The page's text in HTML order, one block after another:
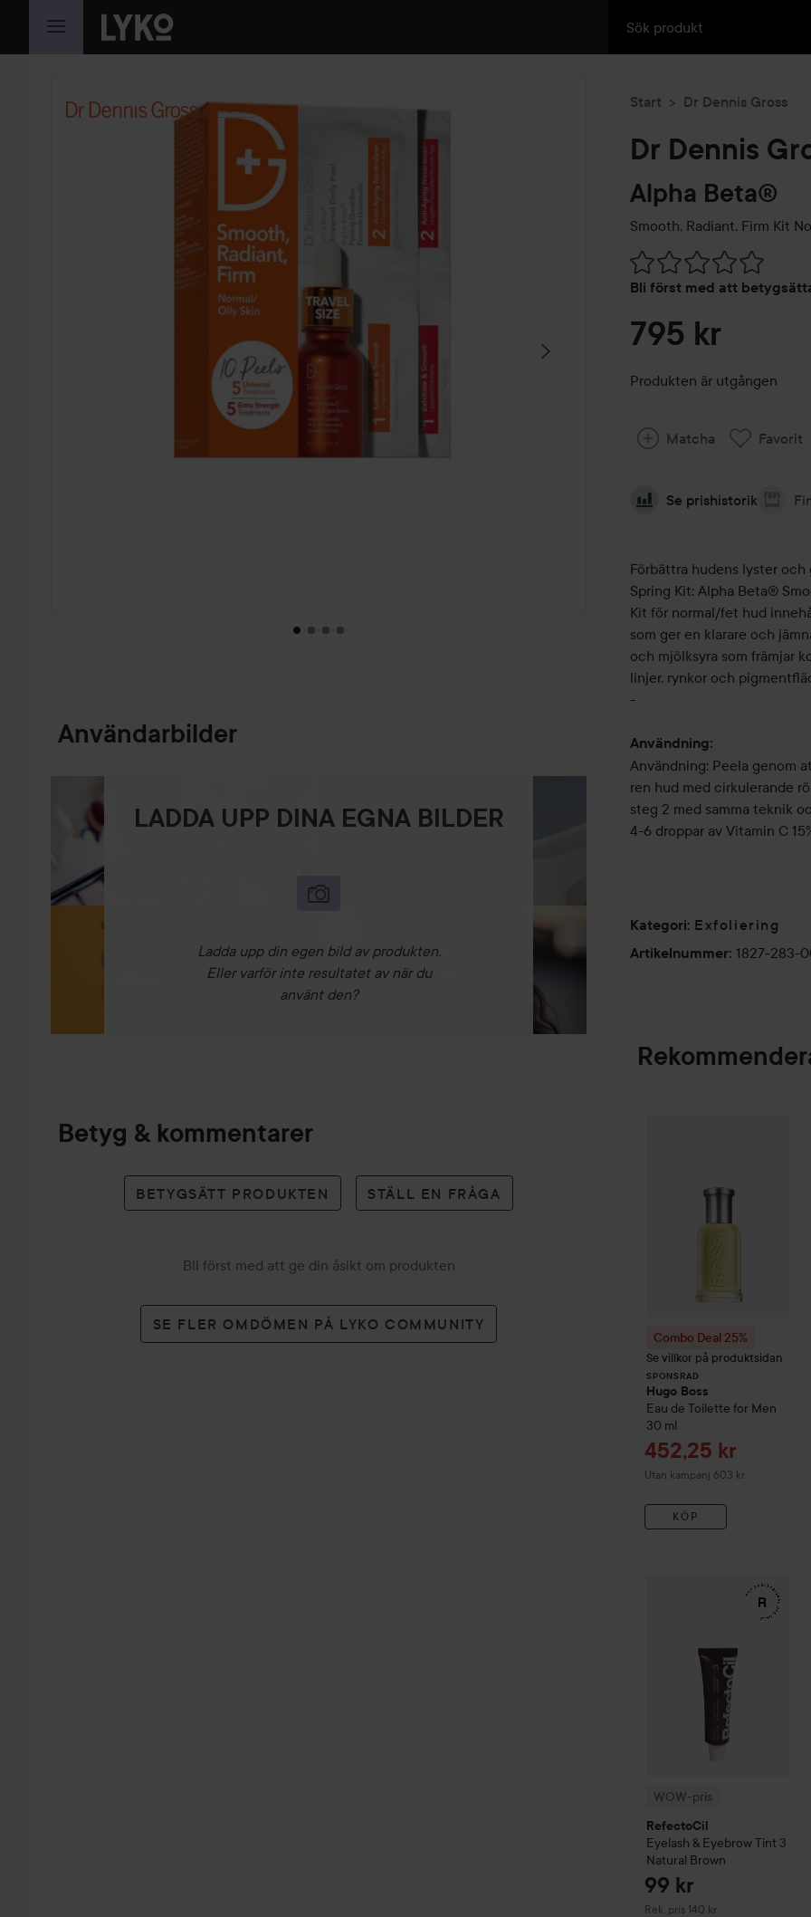
HOPPA TILL INNEHÅLLET
HOPPA ÖVER SEKTIONEN
Användarbilder
LADDA UPP DINA EGNA BILDER
Ladda upp din egen bild av produkten.
Eller varför inte resultatet av när du
använt den?
Betyg & kommentarer
BETYGSÄTT PRODUKTEN STÄLL EN FRÅGA
Bli först med att ge din åsikt om produkten
SE FLER OMDÖMEN PÅ LYKO COMMUNITY
Start Dr Dennis Gross
Dr Dennis
Alpha Beta®
Smooth, Radiant, Firm Kit
Bli först med att
Hoppa till Betyg &
795 kr
Produkten är utgången
Matcha Favorit
Se prishistorik
Förbättra hudens lyster
Spring Kit: Alpha Beta®
Kit för normal/fet hud
som ger en klarare och
och mjölksyra som främjar
linjer, rynkor och
-
Användning:
Användning: Peela genom
ren hud med cirkulerande
steg 2 med samma teknik
4-6 droppar av Vitamin C
Kategori: Exfoliering
Artikelnummer: 1827-283-
Combo Deal 25%
Se villkor på produktsidan
SPONSRAD
Hugo Boss
Eau de Toilette for Men
30 ml
Reapris
452,25 kr
Utan kampanj 603 kr
KÖP
WOW-pris
RefectoCil
Eyelash & Eyebrow Tint 3
Natural Brown
99 kr
Rek. pris 140 kr
Rekommenderat pris 140 kr
RefectoCil